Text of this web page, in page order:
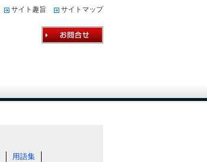
サイト趣旨 サイトマップ
用語集